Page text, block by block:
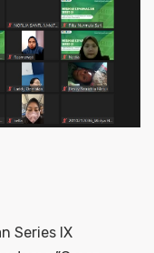
Series IX